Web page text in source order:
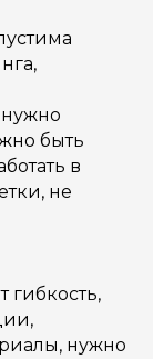
нужно
быть
в
не
гибкость,
нужно